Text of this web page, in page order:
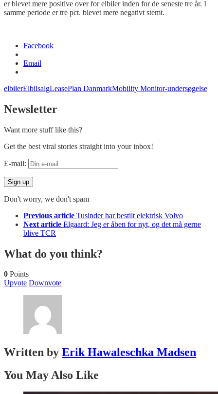
er blevet mere positive over for elbiler inden for de seneste tre år. I
samme periode er tre pct. blevet mere negativt stemt.
Facebook
Email
elbilerElbilsalgLeasePlan DanmarkMobility Monitor-undersøgelse
Newsletter
Want more stuff like this?
Get the best viral stories straight into your inbox!
E-mail:
Don't worry, we don't spam
more
Previous article Tusinder har bestilt elektrisk Volvo
Next article Elgaard: Jeg er åben for nyt, og det må gerne
blive TCR
What do you think?
0 Points
Upvote Downvote
Written by Erik Hawaleschka Madsen
You May Also Like